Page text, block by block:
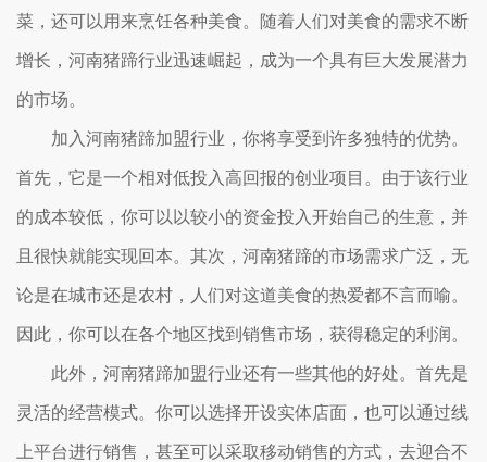
菜，还可以用来烹饪各种美食。随着人们对美食的需求不断
增长，河南猪蹄行业迅速崛起，成为一个具有巨大发展潜力
的市场。
加入河南猪蹄加盟行业，你将享受到许多独特的优势。
首先，它是一个相对低投入高回报的创业项目。由于该行业
的成本较低，你可以以较小的资金投入开始自己的生意，并
且很快就能实现回本。其次，河南猪蹄的市场需求广泛，无
论是在城市还是农村，人们对这道美食的热爱都不言而喻。
因此，你可以在各个地区找到销售市场，获得稳定的利润。
此外，河南猪蹄加盟行业还有一些其他的好处。首先是
灵活的经营模式。你可以选择开设实体店面，也可以通过线
上平台进行销售，甚至可以采取移动销售的方式，去迎合不